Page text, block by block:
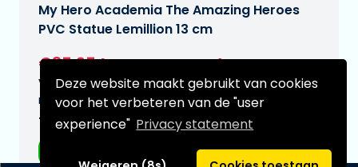
Deze website maakt gebruikt van cookies
voor het verbeteren van de "user
experience" Privacy statement
My Hero Academia The Amazing Heroes
PVC Statue Lemillion 13 cm
€35,95
Verwachtte leverdatum:
n.v.t.
Type: